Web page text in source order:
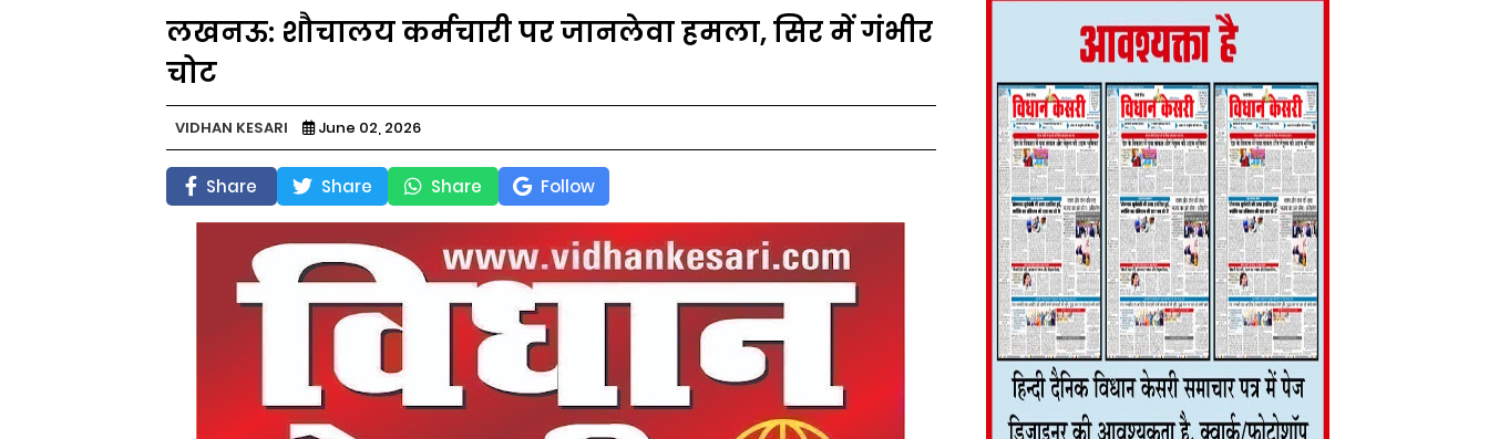
लखनऊ: शौचालय कर्मचारी पर जानलेवा हमला, सिर में गंभीर
चोट
VIDHAN KESARI June 02, 2026
Share Share Share Follow